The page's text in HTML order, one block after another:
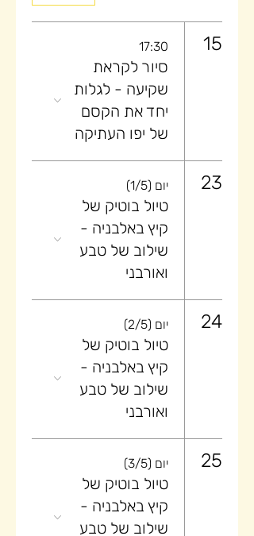
15
17:30
סיור לקראת
שקיעה ​- לגלות
יחד את הקסם
של יפו העתיקה
23 יום (1/5)
טיול בוטיק של
קיץ באלבניה -
שילוב של טבע
ואורבני
24 יום (2/5)
טיול בוטיק של
קיץ באלבניה -
שילוב של טבע
ואורבני
25 יום (3/5)
טיול בוטיק של
קיץ באלבניה -
שילוב של טבע